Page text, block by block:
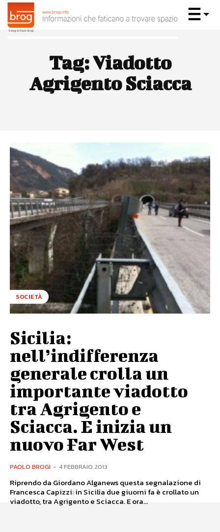
Tag:Viadotto
Agrigento Sciacca
SOCIETÀ
Sicilia:
nell’indifferenza
generale crolla un
importante viadotto
tra Agrigento e
Sciacca. E inizia un
nuovo Far West
PAOLO BROGI - 4 FEBBRAIO 2013
Riprendo da Giordano Alganews questa segnalazione di
Francesca Capizzi: in Sicilia due giuorni fa è crollato un
viadotto, tra Agrigento e Sciacca. E ora...